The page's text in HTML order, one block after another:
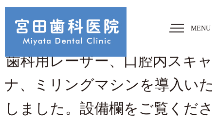
MENU
歯科用レーザー、口腔内スキャ
ナ、ミリングマシンを導入いた
しました。設備欄をご覧くださ